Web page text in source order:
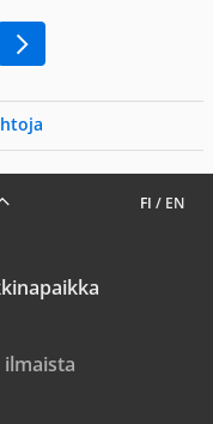
FI / EN